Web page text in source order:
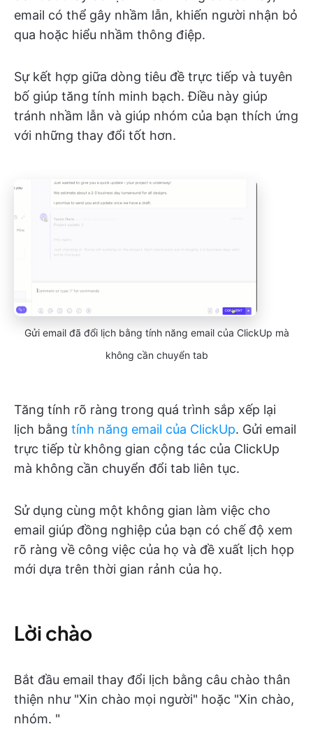
email có thể gây nhầm lẫn, khiến người nhận bỏ
qua hoặc hiểu nhầm thông điệp.
Sự kết hợp giữa dòng tiêu đề trực tiếp và tuyên
bố giúp tăng tính minh bạch. Điều này giúp
tránh nhầm lẫn và giúp nhóm của bạn thích ứng
với những thay đổi tốt hơn.
Gửi email đã đổi lịch bằng tính năng email của ClickUp mà
không cần chuyển tab
Tăng tính rõ ràng trong quá trình sắp xếp lại
lịch bằng tính năng email của ClickUp. Gửi email
trực tiếp từ không gian cộng tác của ClickUp
mà không cần chuyển đổi tab liên tục.
Sử dụng cùng một không gian làm việc cho
email giúp đồng nghiệp của bạn có chế độ xem
rõ ràng về công việc của họ và đề xuất lịch họp
mới dựa trên thời gian rảnh của họ.
Lời chào
Bắt đầu email thay đổi lịch bằng câu chào thân
thiện như "Xin chào mọi người" hoặc "Xin chào,
nhóm. "